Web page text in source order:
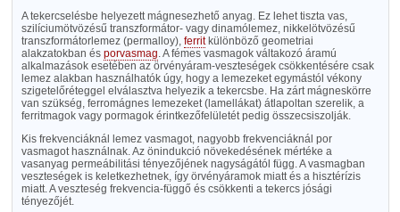
A tekercselésbe helyezett mágnesezhető anyag. Ez lehet tiszta vas,
szilíciumötvözésű transzformátor- vagy dinamólemez, nikkelötvözésű
transzformátorlemez (permalloy), ferritkülönböző geometriai
alakzatokban és porvasmag. A fémes vasmagok váltakozó áramú
alkalmazások esetében az örvényáram-veszteségek csökkentésére csak
lemez alakban használhatók úgy, hogy a lemezeket egymástól vékony
szigetelőréteggel elválasztva helyezik a tekercsbe. Ha zárt mágneskörre
van szükség, ferromágnes lemezeket (lamellákat) átlapoltan szerelik, a
ferritmagok vagy pormagok érintkezőfelületét pedig összecsiszolják.
Kis frekvenciáknál lemez vasmagot, nagyobb frekvenciáknál por
vasmagot használnak. Az önindukció növekedésének mértéke a
vasanyag permeábilitási tényezőjének nagyságától függ. A vasmagban
veszteségek is keletkezhetnek, így örvényáramok miatt és a hisztérízis
miatt. A veszteség frekvencia-függő és csökkenti a tekercs jósági
tényezőjét.